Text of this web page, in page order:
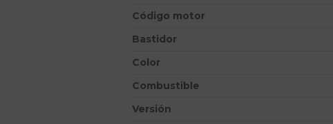
Código motor
Bastidor
Color
Combustible
Versión